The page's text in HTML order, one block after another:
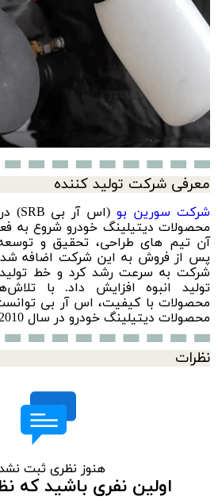
معرفی شرکت تولید کننده
شرکت سورین‌ بو
محصولات دیتیلینگ خودرو شروع به
آن تیم های طراحی، تحقیق و
شرکت به سرعت رشد کرد و خط تولید
تولید انبوه افزایش داد. با
محصولات دیتیلینگ خودرو در سال 2010 قرار گیرد.
نظرات
هنوز نظری ثبت
اولین نفری باشید که